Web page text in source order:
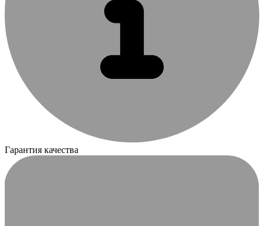
Гарантия качества